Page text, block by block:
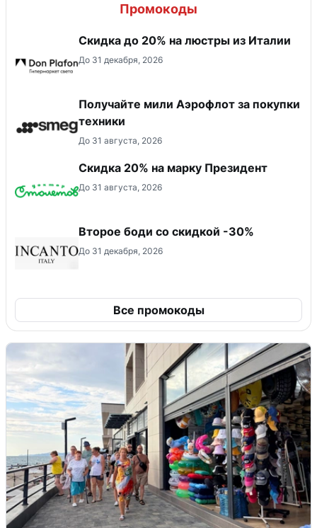
Промокоды
Скидка до 20% на люстры из Италии
До 31 декабря, 2026
Получайте мили Аэрофлот за покупки
техники
До 31 августа, 2026
Скидка 20% на марку Президент
До 31 августа, 2026
Второе боди со скидкой -30%
До 31 декабря, 2026
Все промокоды